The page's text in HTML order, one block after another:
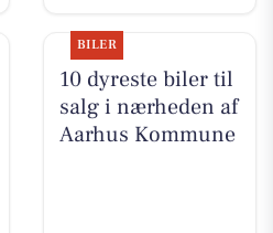
BILER
10 dyreste biler til
salg i nærheden af
Aarhus Kommune